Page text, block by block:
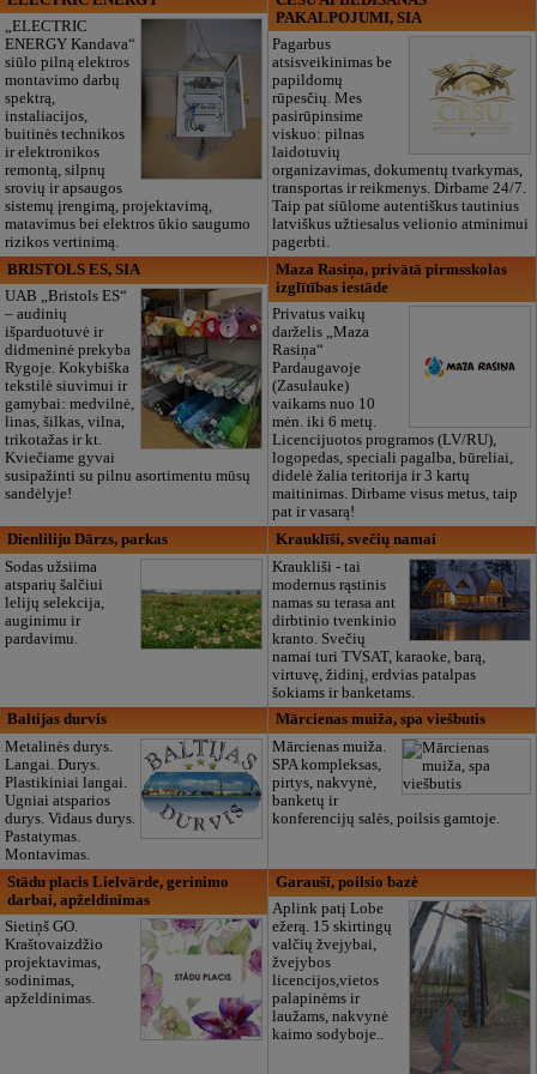
„ELECTRIC
ENERGY Kandava“
siūlo pilną elektros
montavimo darbų
spektrą,
instaliacijos,
buitinės technikos
ir elektronikos
remontą, silpnų
srovių ir apsaugos
sistemų įrengimą, projektavimą,
matavimus bei elektros ūkio saugumo
rizikos vertinimą.
PAKALPOJUMI, SIA
Pagarbus
atsisveikinimas be
papildomų
rūpesčių. Mes
pasirūpinsime
viskuo: pilnas
laidotuvių
organizavimas, dokumentų tvarkymas,
transportas ir reikmenys. Dirbame 24/7.
Taip pat siūlome autentiškus tautinius
latviškus užtiesalus velionio atminimui
pagerbti.
BRISTOLS ES, SIA
UAB „Bristols ES“
– audinių
išparduotuvė ir
didmeninė prekyba
Rygoje. Kokybiška
tekstilė siuvimui ir
gamybai: medvilnė,
linas, šilkas, vilna,
trikotažas ir kt.
Kviečiame gyvai
susipažinti su pilnu asortimentu mūsų
sandėlyje!
Maza Rasiņa, privātā pirmsskolas
izglītības iestāde
Privatus vaikų
darželis „Maza
Rasiņa“
Pardaugavoje
(Zasulauke)
vaikams nuo 10
mėn. iki 6 metų.
Licencijuotos programos (LV/RU),
logopedas, speciali pagalba, būreliai,
didelė žalia teritorija ir 3 kartų
maitinimas. Dirbame visus metus, taip
pat ir vasarą!
Dienliliju Dārzs, parkas
Sodas užsiima
atsparių šalčiui
lelijų selekcija,
auginimu ir
pardavimu.
Krauklīši, svečių namai
Kraukliši - tai
modernus rąstinis
namas su terasa ant
dirbtinio tvenkinio
kranto. Svečių
namai turi TVSAT, karaoke, barą,
virtuvę, židinį, erdvias patalpas
šokiams ir banketams.
Baltijas durvis
Metalinės durys.
Langai. Durys.
Plastikiniai langai.
Ugniai atsparios
durys. Vidaus durys.
Pastatymas.
Montavimas.
Mārcienas muiža, spa viešbutis
Mārcienas muiža.
SPA kompleksas,
pirtys, nakvynė,
banketų ir
konferencijų salės, poilsis gamtoje.
Stādu placis Lielvārde, gerinimo
darbai, apželdinimas
Sietiņš GO.
Kraštovaizdžio
projektavimas,
sodinimas,
apželdinimas.
Garauši, poilsio bazė
Aplink patį Lobe
ežerą. 15 skirtingų
valčių žvejybai,
žvejybos
licencijos,vietos
palapinėms ir
laužams, nakvynė
kaimo sodyboje..